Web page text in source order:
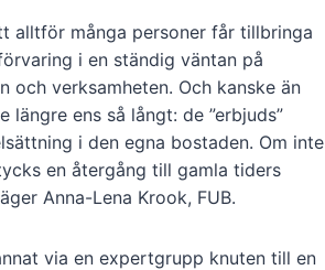
alltför många personer får tillbringa
i en ständig väntan på
och verksamheten. Och kanske än
ens så långt: de ”erbjuds”
i den egna bostaden. Om inte
en återgång till gamla tiders
Anna-Lena Krook, FUB.
via en expertgrupp knuten till en